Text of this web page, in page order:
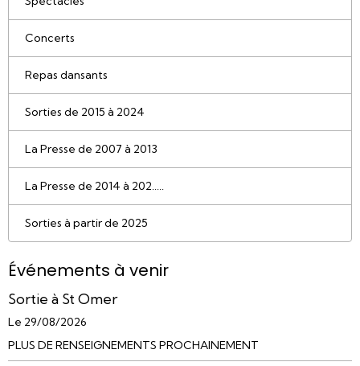
Concerts
Repas dansants
Sorties de 2015 à 2024
La Presse de 2007 à 2013
La Presse de 2014 à 202.....
Sorties à partir de 2025
Événements à venir
Sortie à St Omer
Le 29/08/2026
PLUS DE RENSEIGNEMENTS PROCHAINEMENT